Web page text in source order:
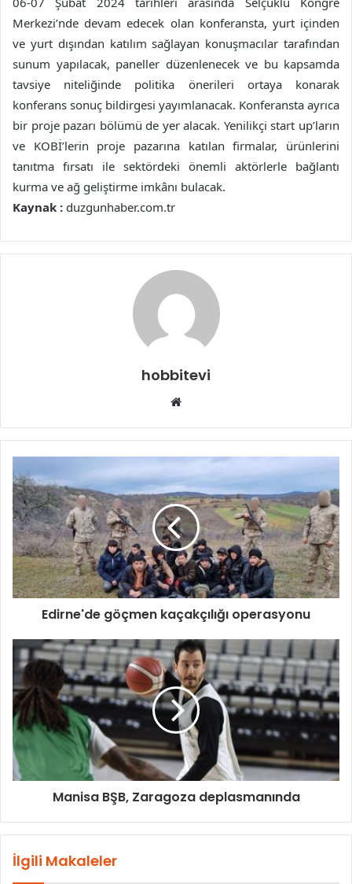
Merkezi’nde devam edecek olan konferansta, yurt içinden
ve yurt dışından katılım sağlayan konuşmacılar tarafından
sunum yapılacak, paneller düzenlenecek ve bu kapsamda
tavsiye niteliğinde politika önerileri ortaya konarak
konferans sonuç bildirgesi yayımlanacak. Konferansta ayrıca
bir proje pazarı bölümü de yer alacak. Yenilikçi start up’ların
ve KOBİ’lerin proje pazarına katılan firmalar, ürünlerini
tanıtma fırsatı ile sektördeki önemli aktörlerle bağlantı
kurma ve ağ geliştirme imkânı bulacak.
Kaynak : duzgunhaber.com.tr
hobbitevi
Web
Edirne'de göçmen kaçakçılığı operasyonu
Manisa BŞB, Zaragoza deplasmanında
İlgili Makaleler